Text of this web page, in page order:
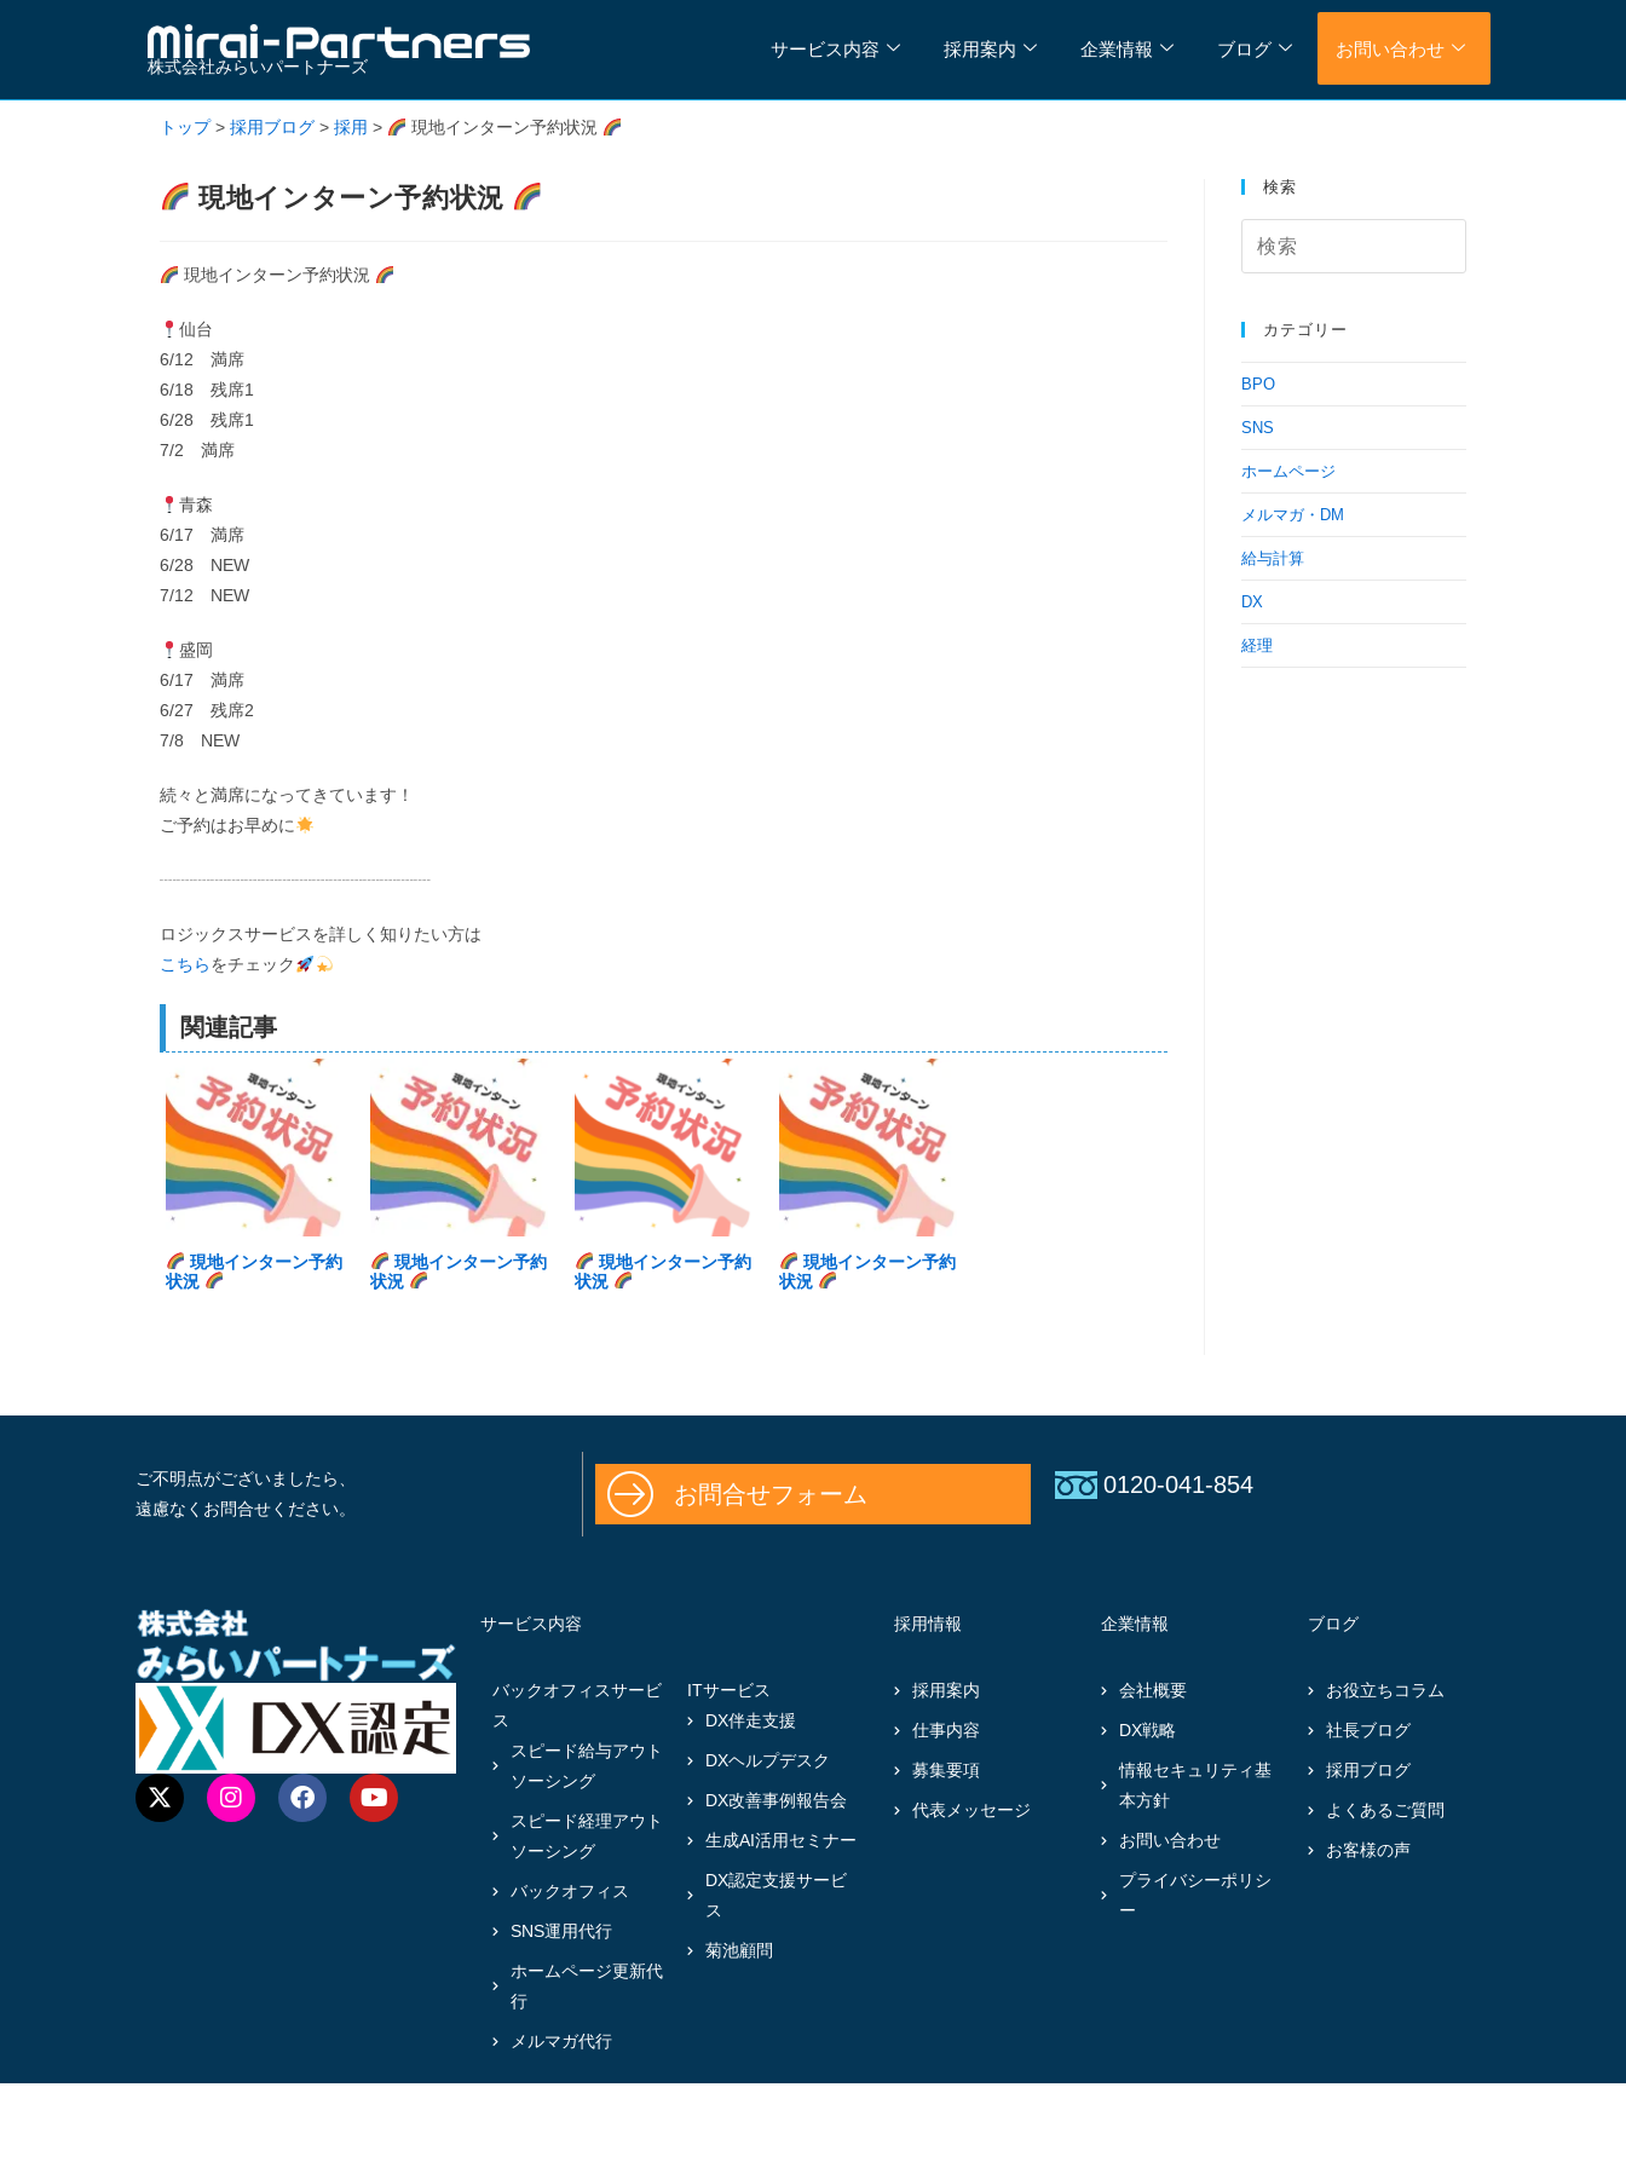
株式会社みらいパートナーズ
サービス内容 採用案内 企業情報 ブログ お問い合わせ
トップ> 採用ブログ > 採用 > 現地インターン予約状況
現地インターン予約状況
現地インターン予約状況
仙台
6/12 満席
6/18 残席1
6/28 残席1
7/2 満席
青森
6/17 満席
6/28 NEW
7/12 NEW
盛岡
6/17 満席
6/27 残席2
7/8 NEW
続々と満席になってきています！
ご予約はお早めに
┈┈┈┈┈┈┈┈┈┈┈┈┈┈┈┈
ロジックスサービスを詳しく知りたい方は
こちらをチェック
関連記事
現地インターン予約
状況
現地インターン予約
状況
現地インターン予約
状況
現地インターン予約
状況
検索
カテゴリー
BPO
SNS
ホームページ
メルマガ・DM
給与計算
DX
経理
ご不明点がございましたら、
遠慮なくお問合せください。
お問合せフォーム 0120-041-854
サービス内容
バックオフィスサービ
ス
スピード給与アウト
ソーシング
スピード経理アウト
ソーシング
バックオフィス
SNS運用代行
ホームページ更新代
行
メルマガ代行
ITサービス
DX伴走支援
DXヘルプデスク
DX改善事例報告会
生成AI活用セミナー
DX認定支援サービ
ス
菊池顧問
採用情報
採用案内
仕事内容
募集要項
代表メッセージ
企業情報
会社概要
DX戦略
情報セキュリティ基
本方針
お問い合わせ
プライバシーポリシ
ー
ブログ
お役立ちコラム
社長ブログ
採用ブログ
よくあるご質問
お客様の声